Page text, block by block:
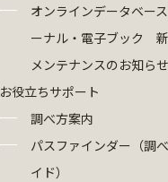
オンラインデータベー
ーナル・電子ブック 新
メンテナンスのお知らせ
お役立ちサポート
調べ方案内
パスファインダー（調
イド）